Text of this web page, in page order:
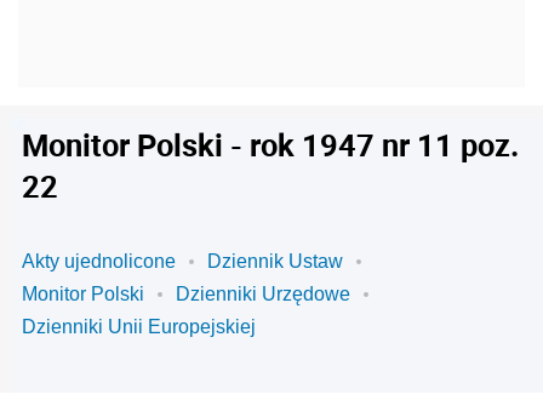
Monitor Polski - rok 1947 nr 11 poz.
22
Akty ujednolicone
Dziennik Ustaw
Monitor Polski
Dzienniki Urzędowe
Dzienniki Unii Europejskiej